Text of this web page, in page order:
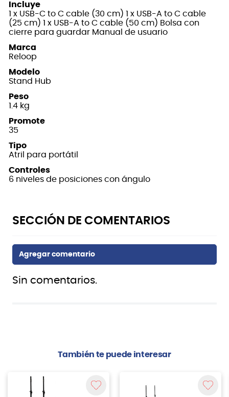
Incluye
1 x USB-C to C cable (30 cm) 1 x USB-A to C cable
(25 cm) 1 x USB-A to C cable (50 cm) Bolsa con
cierre para guardar Manual de usuario
Marca
Reloop
Modelo
Stand Hub
Peso
1.4 kg
Promote
35
Tipo
Atril para portátil
Controles
6 niveles de posiciones con ángulo
Sin comentarios.
También te puede interesar